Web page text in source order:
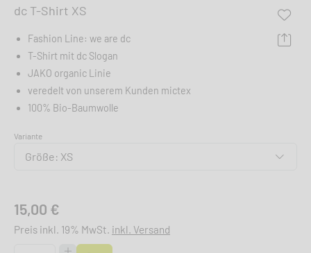
dc T-Shirt XS
Fashion Line: we are dc
T-Shirt mit dc Slogan
JAKO organic Linie
veredelt von unserem Kunden mictex
100% Bio-Baumwolle
Variante
Größe: XS
15,00 €
Preis inkl. 19% MwSt. inkl. Versand